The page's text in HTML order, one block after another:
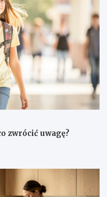
zwrócić uwagę?